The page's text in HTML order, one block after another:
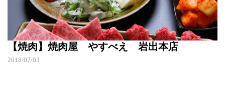
【焼肉】焼肉屋 やすべえ 岩出本店
2018/07/03